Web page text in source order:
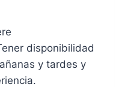
disponibilidad
y tardes y